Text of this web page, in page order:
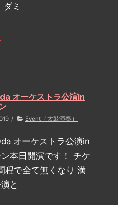
ダミ
オーケストラ公演in
/ Event（太鼓演奏）
オーケストラ公演in
本日開演です！ チケ
程で全て無くなり 満
と